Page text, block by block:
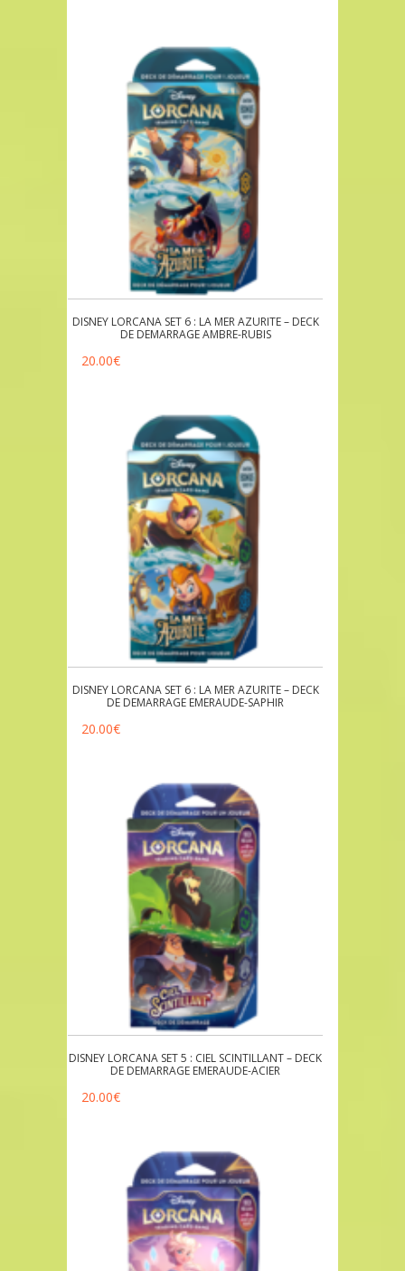
DISNEY LORCANA SET 6 : LA MER AZURITE – DECK
DE DEMARRAGE AMBRE-RUBIS
20.00€
DISNEY LORCANA SET 6 : LA MER AZURITE – DECK
DE DEMARRAGE EMERAUDE-SAPHIR
20.00€
DISNEY LORCANA SET 5 : CIEL SCINTILLANT – DECK
DE DEMARRAGE EMERAUDE-ACIER
20.00€